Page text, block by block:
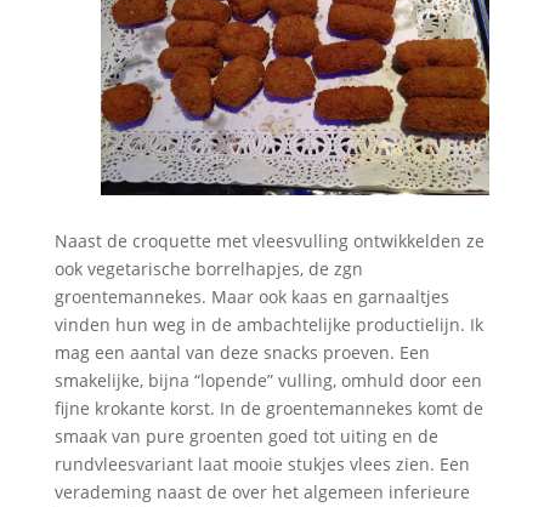
Naast de croquette met vleesvulling ontwikkelden ze
ook vegetarische borrelhapjes, de zgn
groentemannekes. Maar ook kaas en garnaaltjes
vinden hun weg in de ambachtelijke productielijn. Ik
mag een aantal van deze snacks proeven. Een
smakelijke, bijna “lopende” vulling, omhuld door een
fijne krokante korst. In de groentemannekes komt de
smaak van pure groenten goed tot uiting en de
rundvleesvariant laat mooie stukjes vlees zien. Een
verademing naast de over het algemeen inferieure